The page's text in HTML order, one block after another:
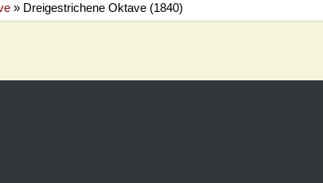
» Dreigestrichene Oktave (1840)